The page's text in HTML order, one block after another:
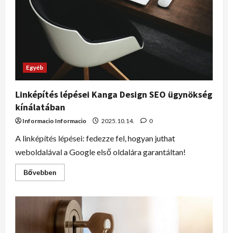
Egyéb
Linképítés lépései Kanga Design SEO ügynökség
kínálatában
Informacio Informacio 2025.10.14. 0
A linképítés lépései: fedezze fel, hogyan juthat
weboldalával a Google első oldalára garantáltan!
Bővebben